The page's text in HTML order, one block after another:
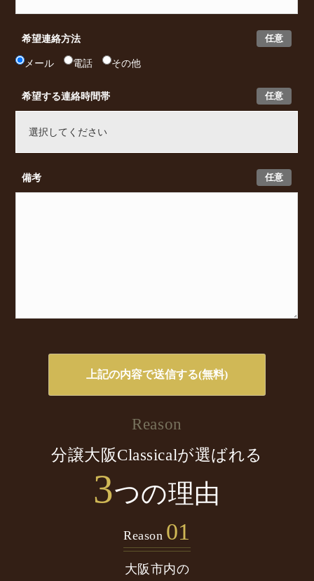
任意
希望連絡方法
メール 電話 その他
任意
希望する連絡時間帯
任意
備考
Reason
分譲大阪Classicalが選ばれる
3つの理由
Reason 01
大阪市内の